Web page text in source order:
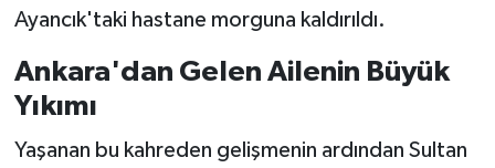
Ayancık'taki hastane morguna kaldırıldı.
Ankara'dan Gelen Ailenin Büyük
Yıkımı
Yaşanan bu kahreden gelişmenin ardından Sultan